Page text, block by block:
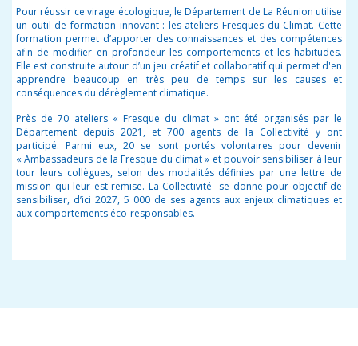
Pour réussir ce virage écologique, le Département de La Réunion utilise
un outil de formation innovant : les ateliers Fresques du Climat. Cette
formation permet d’apporter des connaissances et des compétences
afin de modifier en profondeur les comportements et les habitudes.
Elle est construite autour d’unjeu créatif et collaboratif qui permet d'en
apprendre beaucoup en très peu de temps sur les causes et
conséquences du dérèglement climatique.
Près de 70 ateliers « Fresque du climat » ont été organisés par le
Département depuis 2021, et 700 agents de la Collectivité y ont
participé. Parmi eux, 20 se sont portés volontaires pour devenir
« Ambassadeurs de la Fresque du climat » et pouvoir sensibiliser à leur
tour leurs collègues, selon des modalités définies par une lettre de
mission qui leur est remise. La Collectivité se donne pour objectif de
sensibiliser, d’ici 2027, 5 000 de ses agents aux enjeux climatiques et
aux comportements éco-responsables.